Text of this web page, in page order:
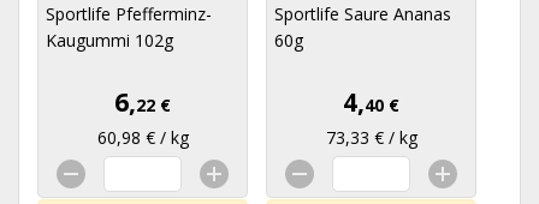
Sportlife Pfefferminz-
Kaugummi 102g
6,22 €
60,98 € / kg
Sportlife Saure Ananas
60g
4,40 €
73,33 € / kg